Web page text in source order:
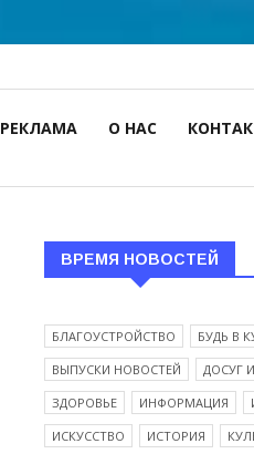
РЕКЛАМА О НАС
ВРЕМЯ НОВОСТЕЙ
БЛАГОУСТРОЙСТВО
БУДЬ В
ВЫПУСКИ НОВОСТЕЙ
ДОСУГ
ЗДОРОВЬЕ
ИНФОРМАЦИЯ
ИСКУССТВО
ИСТОРИЯ